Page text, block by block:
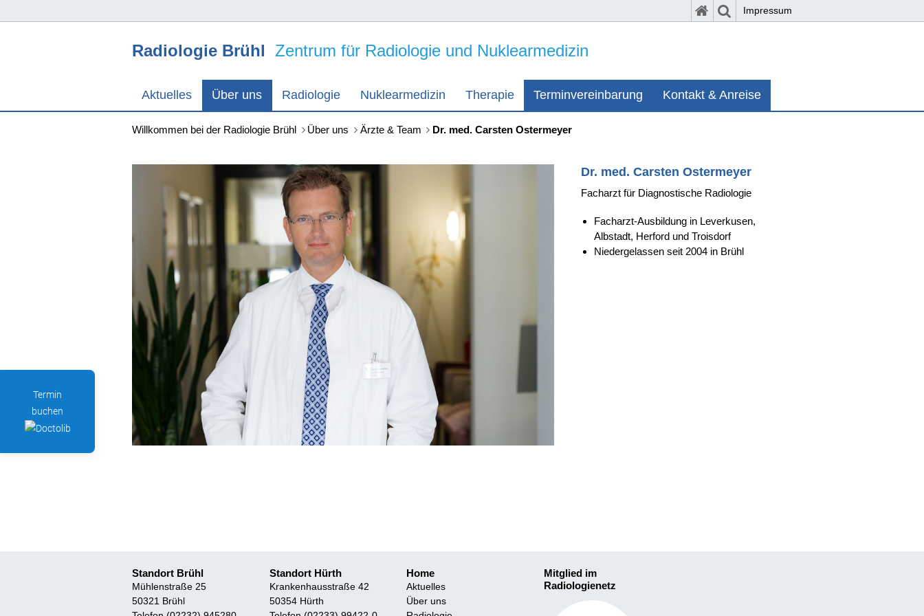
Termin
buchen
Impressum
Radiologie Brühl Zentrum für Radiologie und Nuklearmedizin
Aktuelles Über uns Radiologie Nuklearmedizin Therapie Terminvereinbarung Kontakt & Anreise
Willkommen bei der Radiologie Brühl Über uns Ärzte & Team Dr. med. Carsten Ostermeyer
Dr. med. Carsten Ostermeyer
Facharzt für Diagnostische Radiologie
Facharzt-Ausbildung in Leverkusen,
Albstadt, Herford und Troisdorf
Niedergelassen seit 2004 in Brühl
Standort Brühl
Mühlenstraße 25
50321 Brühl
Standort Hürth
Krankenhausstraße 42
50354 Hürth
Home
Aktuelles
Über uns
Mitglied im
Radiologienetz